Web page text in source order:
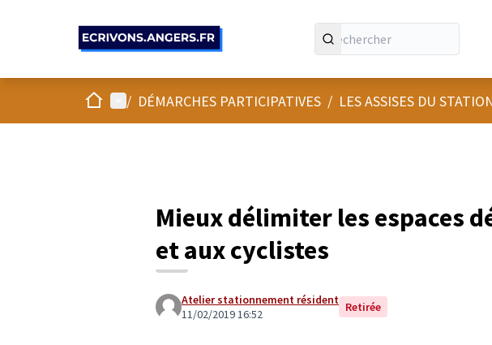
AccueilMenu principal
/ DÉMARCHES PARTICIPATIVES / LES ASSISES DU
Mieux délimiter les espaces
et aux cyclistes
Atelier stationnement résident
11/02/2019 16:52
Retirée